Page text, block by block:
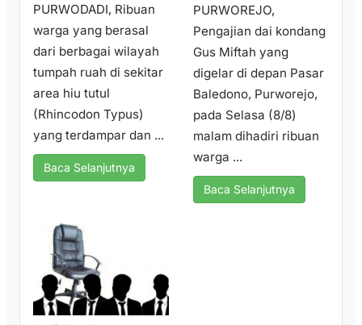
PURWODADI, Ribuan
warga yang berasal
dari berbagai wilayah
tumpah ruah di sekitar
area hiu tutul
(Rhincodon Typus)
yang terdampar dan ...
Baca Selanjutnya
PURWOREJO,
Pengajian dai kondang
Gus Miftah yang
digelar di depan Pasar
Baledono, Purworejo,
pada Selasa (8/8)
malam dihadiri ribuan
warga ...
Baca Selanjutnya